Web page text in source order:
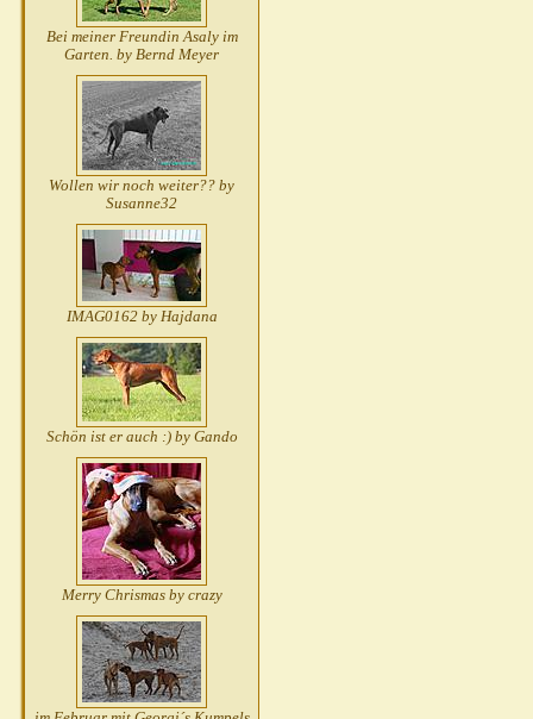
Bei meiner Freundin Asaly im
Garten. by Bernd Meyer
Wollen wir noch weiter?? by
Susanne32
IMAG0162 by Hajdana
Schön ist er auch :) by Gando
Merry Chrismas by crazy